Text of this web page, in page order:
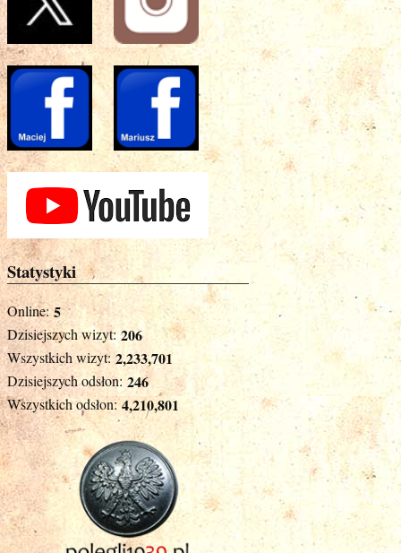
Statystyki
Online: 5
Dzisiejszych wizyt: 206
Wszystkich wizyt: 2,233,701
Dzisiejszych odsłon: 246
Wszystkich odsłon: 4,210,801